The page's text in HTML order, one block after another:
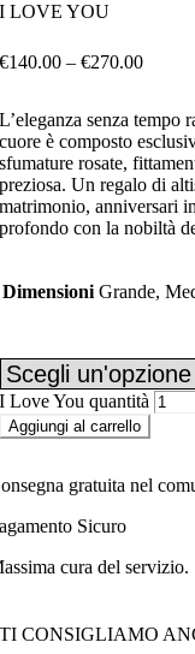
I LOVE YOU
€140.00 –€270.00
L’eleganza senza tempo
cuore è composto
sfumature rosate,
preziosa. Un regalo di
matrimonio, anniversari
profondo con la nobiltà
Dimensioni Grande,
I Love You quantità
Aggiungi al carrello
gratuita nel
Sicuro
cura del servizio.
TI CONSIGLIAMO